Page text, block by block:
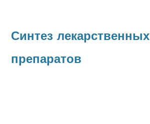
Синтез лекарственных
препаратов